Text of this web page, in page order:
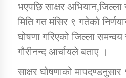
कर्णाली प्राविधि
भएपछि साक्षर
मिति गत मंसिर ९ गतेको
घोषणा गरिएको जिल्ला
गौरीनन्द आर्चायले बताए ।
साक्षर घोषणाको मापदण्डनुसार